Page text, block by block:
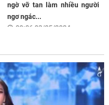
ngờ vỡ tan làm nhiều người
ngơ ngác...
09:06 03/05/2024